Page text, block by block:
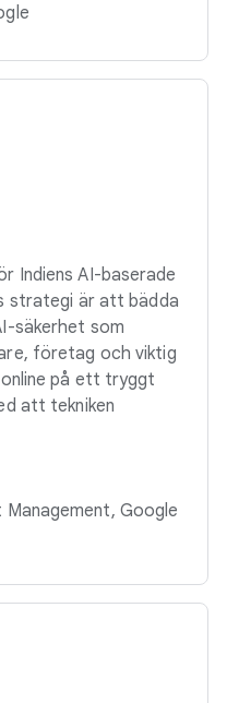
Indiens AI-baserade
strategi är att bädda
säkerhet som
företag och viktig
på ett tryggt
att tekniken
Google